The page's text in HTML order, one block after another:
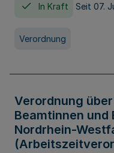
In Kraft Seit 07.
Verordnung
Verordnung
Beamtinnen und
Nordrhein-